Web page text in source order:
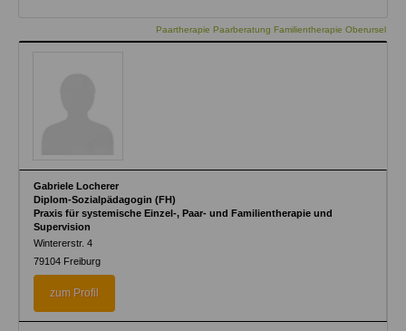
Paartherapie Paarberatung Familientherapie Oberursel
Gabriele Locherer
Diplom-Sozialpädagogin (FH)
Praxis für systemische Einzel-, Paar- und Familientherapie und
Supervision
Wintererstr. 4
79104 Freiburg
zum Profil